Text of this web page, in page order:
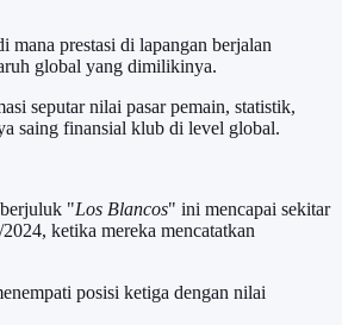
mana prestasi di lapangan berjalan
global yang dimilikinya.
seputar nilai pasar pemain, statistik,
saing finansial klub di level global.
"Los Blancos" ini mencapai sekitar
ketika mereka mencatatkan
posisi ketiga dengan nilai